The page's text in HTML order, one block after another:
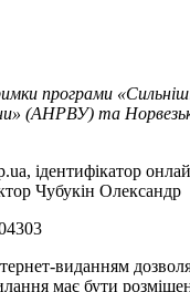
програми
(АНРВУ) та
ідентифікатор
Чубукін Олександр
виданням
має бути